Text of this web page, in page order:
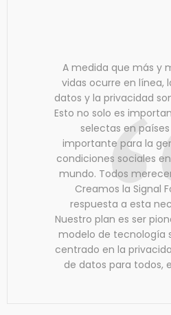
A medida que más y
vidas ocurre en línea,
datos y la privacidad
Esto no solo es
selectas en países
importante para la
condiciones sociales
mundo. Todos
Creamos la Signal
respuesta a esta
Nuestro plan es ser
modelo de tecnología
centrado en la
de datos para todos,